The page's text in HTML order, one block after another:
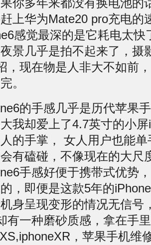
多年来都没有换电池的
上华为Mate20 pro充电的
感觉最深的是它耗电太快
景几乎是拍不起来了，摄
，现在物是人非大不如前
。
的手感几乎是历代苹果手
我却爱上了4.7英寸的小
的手掌， 女人用户也能
有磕碰，不像现在的大尺
手感好便于携带式优势
，即便是这款5年的
身呈现变形的情况无信号
有一种磨砂质感，拿在手
，苹果手机维